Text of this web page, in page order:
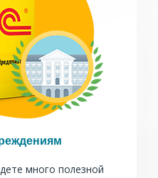
много полезной